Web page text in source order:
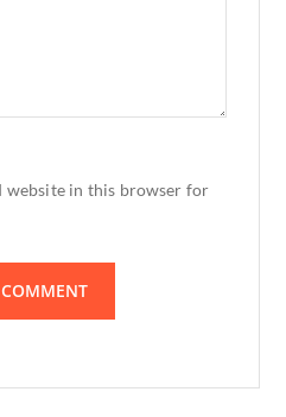
website in this browser for